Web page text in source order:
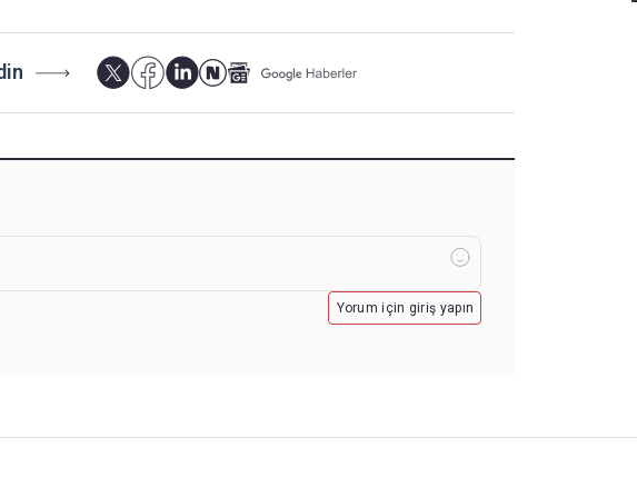
Yorum için giriş yapın